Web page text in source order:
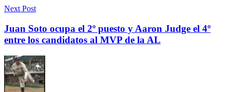
Next Post
Juan Soto ocupa el 2º puesto y Aaron Judge el 4º
entre los candidatos al MVP de la AL